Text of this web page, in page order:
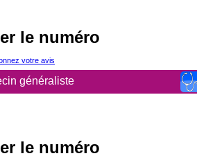
le numéro
votre avis
généraliste
le numéro